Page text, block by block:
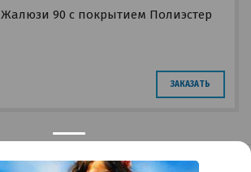
Жалюзи 90 с покрытием Полиэстер
ЗАКАЗАТЬ